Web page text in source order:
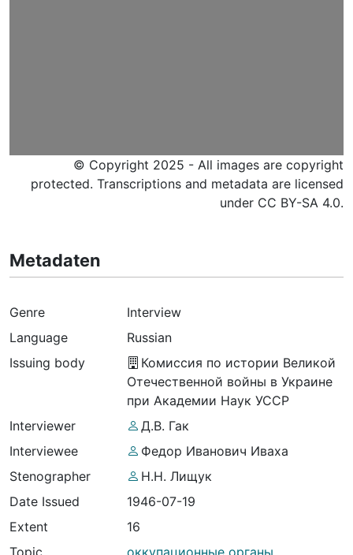
© Copyright 2025 - All images are copyright
protected. Transcriptions and metadata are licensed
under CC BY-SA 4.0.
Metadaten
Genre
Interview
Language
Russian
Issuing body
Комиссия по истории Великой
Отечественной войны в Украине
при Академии Наук УССР
Interviewer
Д.В. Гак
Interviewee
Федор Иванович Иваха
Stenographer
Н.Н. Лищук
Date Issued
1946-07-19
Extent
16